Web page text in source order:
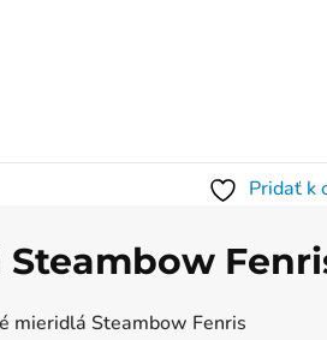
Pridať k
mieridlá Steambow Fenris